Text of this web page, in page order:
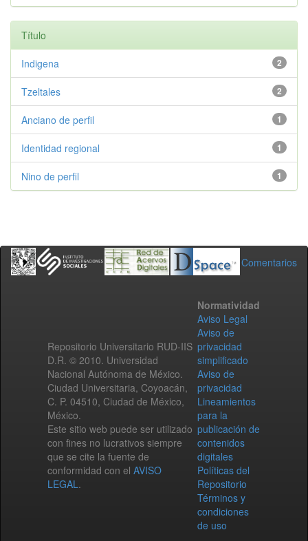
Título
2
Indigena
2
Tzeltales
1
Anciano de perfil
1
Identidad regional
1
Nino de perfil
Comentarios
Repositorio Universitario RUD-IIS
D.R. © 2010. Universidad
Nacional Autónoma de México.
Ciudad Universitaria, Coyoacán,
C. P. 04510, Ciudad de México,
México.
Este sitio web puede ser utilizado
con fines no lucrativos siempre
que se cite la fuente de
conformidad con el AVISO
LEGAL.
Normatividad
Aviso Legal
Aviso de
privacidad
simplificado
Aviso de
privacidad
Lineamientos
para la
publicación de
contenidos
digitales
Políticas del
Repositorio
Términos y
condiciones
de uso